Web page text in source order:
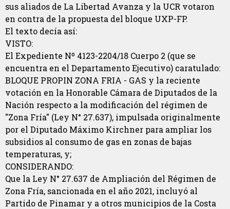
sus aliados de La Libertad Avanza y la UCR votaron
en contra de la propuesta del bloque UXP-FP.
El texto decía así:
VISTO:
El Expediente Nº 4123-2204/18 Cuerpo 2 (que se
encuentra en el Departamento Ejecutivo) caratulado:
BLOQUE PROPIN ZONA FRIA - GAS y la reciente
votación en la Honorable Cámara de Diputados de la
Nación respecto a la modificación del régimen de
"Zona Fría" (Ley N° 27.637), impulsada originalmente
por el Diputado Máximo Kirchner para ampliar los
subsidios al consumo de gas en zonas de bajas
temperaturas, y;
CONSIDERANDO:
Que la Ley N° 27.637 de Ampliación del Régimen de
Zona Fría, sancionada en el año 2021, incluyó al
Partido de Pinamar y a otros municipios de la Costa